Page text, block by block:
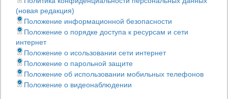
(новая редакция)
Положение информационной безопасности
Положение о порядке доступа к ресурсам и сети
интернет
Положение о исользовании сети интернет
Положение о парольной защите
Положение об использовании мобильных телефонов
Положение о видеонаблюдении